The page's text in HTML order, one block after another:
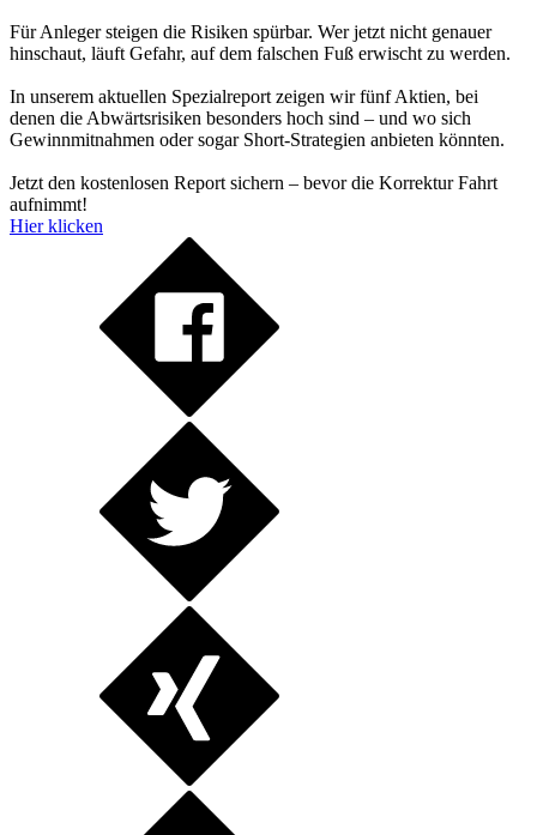
Für Anleger steigen die Risiken spürbar. Wer jetzt nicht genauer
hinschaut, läuft Gefahr, auf dem falschen Fuß erwischt zu werden.
In unserem aktuellen Spezialreport zeigen wir fünf Aktien, bei
denen die Abwärtsrisiken besonders hoch sind – und wo sich
Gewinnmitnahmen oder sogar Short-Strategien anbieten könnten.
Jetzt den kostenlosen Report sichern – bevor die Korrektur Fahrt
aufnimmt!
Hier klicken